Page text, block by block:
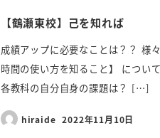
【鶴瀬東校】己を知れば
成績アップに必要なことは？？ 様
時間の使い方を知ること】 につい
各教科の自分自身の課題は？ […]
hiraide 2022年11月10日